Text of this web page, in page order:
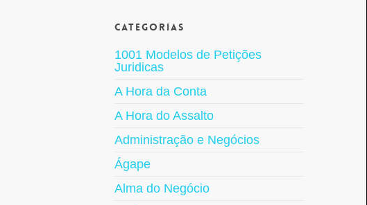
Categorias
1001 Modelos de Petições
Juridicas
A Hora da Conta
A Hora do Assalto
Administração e Negócios
Ágape
Alma do Negócio